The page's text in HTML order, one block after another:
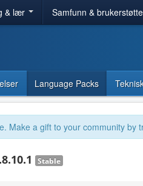
& lær Samfunn & brukerstøtte
Language Packs
Make a gift to your community by
Stable